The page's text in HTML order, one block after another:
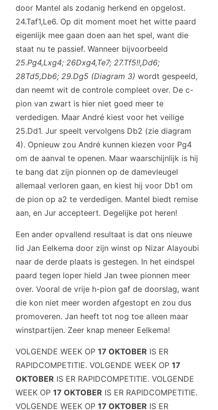
door Mantel als zodanig herkend en opgelost.
24.Taf1,Le6. Op dit moment moet het witte paard
eigenlijk mee gaan doen aan het spel, want die
staat nu te passief. Wanneer bijvoorbeeld
25.Pg4,Lxg4; 26Dxg4,Te7; 27.Tf5!!,Dd6;
28Td5,Db6; 29.Dg5 (Diagram 3) wordt gespeeld,
dan neemt wit de controle compleet over. De c-
pion van zwart is hier niet goed meer te
verdedigen. Maar André kiest voor het veilige
25.Dd1. Jur speelt vervolgens Db2 (zie diagram
4). Opnieuw zou André kunnen kiezen voor Pg4
om de aanval te openen. Maar waarschijnlijk is hij
te bang dat zijn pionnen op de damevleugel
allemaal verloren gaan, en kiest hij voor Db1 om
de pion op a2 te verdedigen. Mantel biedt remise
aan, en Jur accepteert. Degelijke pot heren!
Een ander opvallend resultaat is dat ons nieuwe
lid Jan Eelkema door zijn winst op Nizar Alayoubi
naar de derde plaats is gestegen. In het eindspel
paard tegen loper hield Jan twee pionnen meer
over. Vooral de vrije h-pion gaf de doorslag, want
die kon niet meer worden afgestopt en zou dus
promoveren. Jan heeft tot nog toe alleen maar
winstpartijen. Zeer knap meneer Eelkema!
VOLGENDE WEEK OP 17 OKTOBER IS ER
RAPIDCOMPETITIE. VOLGENDE WEEK OP 17
OKTOBER IS ER RAPIDCOMPETITIE. VOLGENDE
WEEK OP 17 OKTOBER IS ER RAPIDCOMPETITIE.
VOLGENDE WEEK OP 17 OKTOBER IS ER